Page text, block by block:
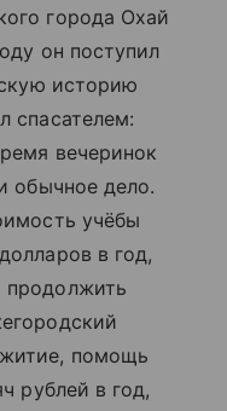
города Охай
он поступил
историю
спасателем:
вечеринок
обычное дело.
учёбы
в год,
помощь
рублей в год,